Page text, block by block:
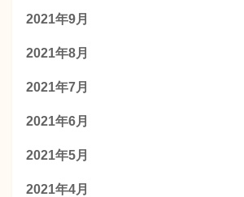
2021年9月
2021年8月
2021年7月
2021年6月
2021年5月
2021年4月